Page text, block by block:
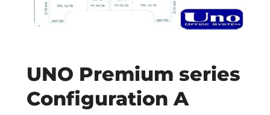
UNO Premium series
Configuration A